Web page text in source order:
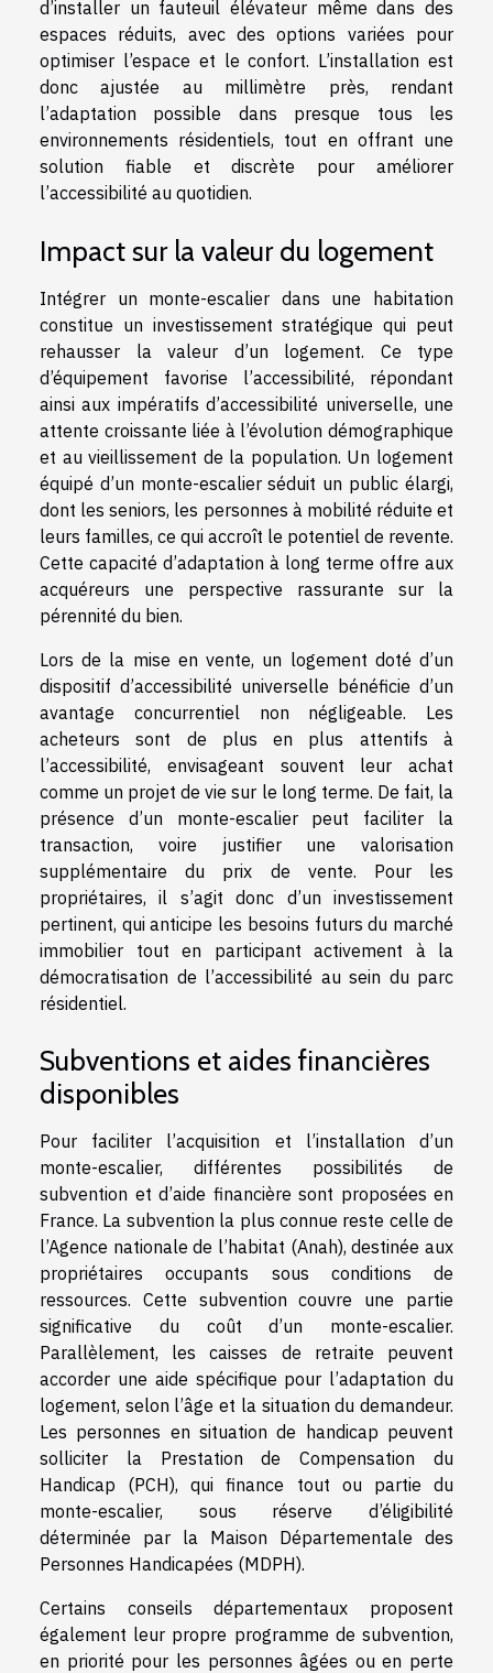
d’installer un fauteuil élévateur même dans des
espaces réduits, avec des options variées pour
optimiser l’espace et le confort. L’installation est
donc ajustée au millimètre près, rendant
l’adaptation possible dans presque tous les
environnements résidentiels, tout en offrant une
solution fiable et discrète pour améliorer
l’accessibilité au quotidien.
Impact sur la valeur du logement
Intégrer un monte-escalier dans une habitation
constitue un investissement stratégique qui peut
rehausser la valeur d’un logement. Ce type
d’équipement favorise l’accessibilité, répondant
ainsi aux impératifs d’accessibilité universelle, une
attente croissante liée à l’évolution démographique
et au vieillissement de la population. Un logement
équipé d’un monte-escalier séduit un public élargi,
dont les seniors, les personnes à mobilité réduite et
leurs familles, ce qui accroît le potentiel de revente.
Cette capacité d’adaptation à long terme offre aux
acquéreurs une perspective rassurante sur la
pérennité du bien.
Lors de la mise en vente, un logement doté d’un
dispositif d’accessibilité universelle bénéficie d’un
avantage concurrentiel non négligeable. Les
acheteurs sont de plus en plus attentifs à
l’accessibilité, envisageant souvent leur achat
comme un projet de vie sur le long terme. De fait, la
présence d’un monte-escalier peut faciliter la
transaction, voire justifier une valorisation
supplémentaire du prix de vente. Pour les
propriétaires, il s’agit donc d’un investissement
pertinent, qui anticipe les besoins futurs du marché
immobilier tout en participant activement à la
démocratisation de l’accessibilité au sein du parc
résidentiel.
Subventions et aides financières
disponibles
Pour faciliter l’acquisition et l’installation d’un
monte-escalier, différentes possibilités de
subvention et d’aide financière sont proposées en
France. La subvention la plus connue reste celle de
l’Agence nationale de l’habitat (Anah), destinée aux
propriétaires occupants sous conditions de
ressources. Cette subvention couvre une partie
significative du coût d’un monte-escalier.
Parallèlement, les caisses de retraite peuvent
accorder une aide spécifique pour l’adaptation du
logement, selon l’âge et la situation du demandeur.
Les personnes en situation de handicap peuvent
solliciter la Prestation de Compensation du
Handicap (PCH), qui finance tout ou partie du
monte-escalier, sous réserve d’éligibilité
déterminée par la Maison Départementale des
Personnes Handicapées (MDPH).
Certains conseils départementaux proposent
également leur propre programme de subvention,
en priorité pour les personnes âgées ou en perte